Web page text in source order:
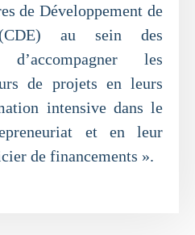
de Développement de
(CDE) au sein des
les
de projets en leurs
intensive dans le
et en leur
de financements ».